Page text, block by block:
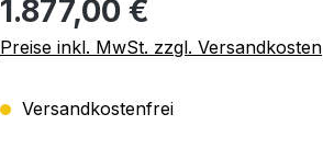
1.877,00 €
Preise inkl. MwSt. zzgl. Versandkosten
Versandkostenfrei